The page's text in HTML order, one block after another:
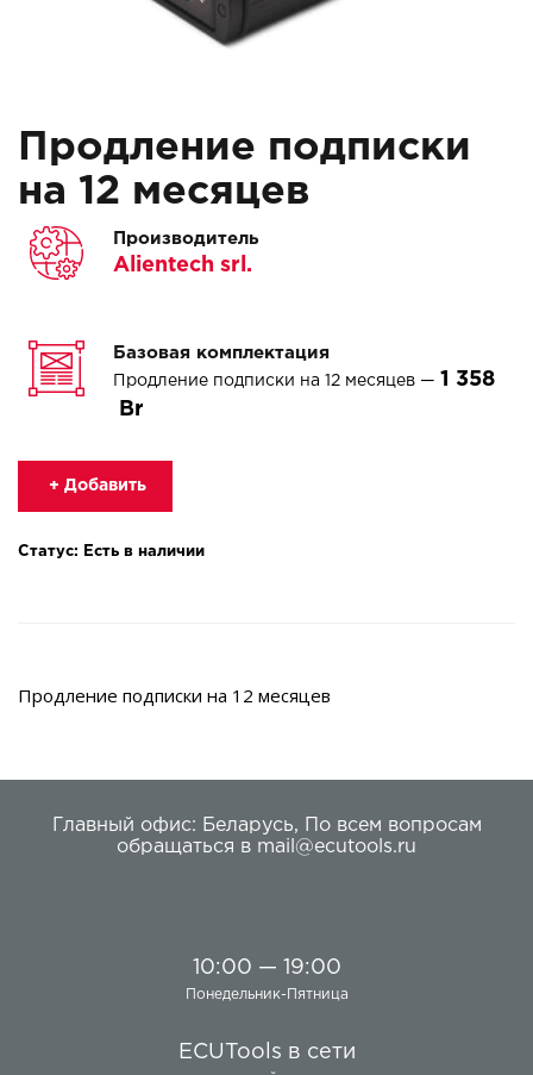
Продление подписки
на 12 месяцев
Производитель
Alientech srl.
Базовая комплектация
Продление подписки на 12 месяцев — 1 358
+ Добавить
Статус: Есть в наличии
Продление подписки на 12 месяцев
Главный офис: Беларусь,
По всем вопросам
обращаться в mail@ecutools.ru
10:00 — 19:00
Понедельник-Пятница
ECUTools в сети